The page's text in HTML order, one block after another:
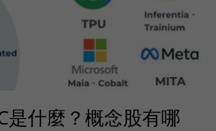
是什麼？概念股有哪